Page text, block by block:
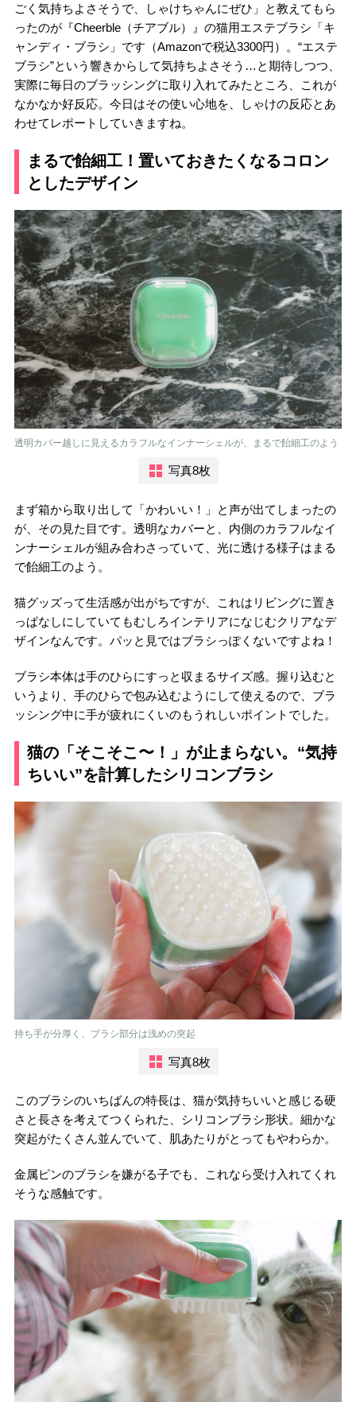
ごく気持ちよさそうで、しゃけちゃんにぜひ」と教えてもら
ったのが『Cheerble（チアブル）』の猫用エステブラシ「キ
ャンディ・ブラシ」です（Amazonで税込3300円）。“エステ
ブラシ”という響きからして気持ちよさそう…と期待しつつ、
実際に毎日のブラッシングに取り入れてみたところ、これが
なかなか好反応。今日はその使い心地を、しゃけの反応とあ
わせてレポートしていきますね。
まるで飴細工！置いておきたくなるコロン
としたデザイン
透明カバー越しに見えるカラフルなインナーシェルが、まるで飴細工のよう
写真8枚
まず箱から取り出して「かわいい！」と声が出てしまったの
が、その見た目です。透明なカバーと、内側のカラフルなイ
ンナーシェルが組み合わさっていて、光に透ける様子はまる
で飴細工のよう。
猫グッズって生活感が出がちですが、これはリビングに置き
っぱなしにしていてもむしろインテリアになじむクリアなデ
ザインなんです。パッと見ではブラシっぽくないですよね！
ブラシ本体は手のひらにすっと収まるサイズ感。握り込むと
いうより、手のひらで包み込むようにして使えるので、ブラ
ッシング中に手が疲れにくいのもうれしいポイントでした。
猫の「そこそこ〜！」が止まらない。“気持
ちいい”を計算したシリコンブラシ
持ち手が分厚く、ブラシ部分は浅めの突起
写真8枚
このブラシのいちばんの特長は、猫が気持ちいいと感じる硬
さと長さを考えてつくられた、シリコンブラシ形状。細かな
突起がたくさん並んでいて、肌あたりがとってもやわらか。
金属ピンのブラシを嫌がる子でも、これなら受け入れてくれ
そうな感触です。